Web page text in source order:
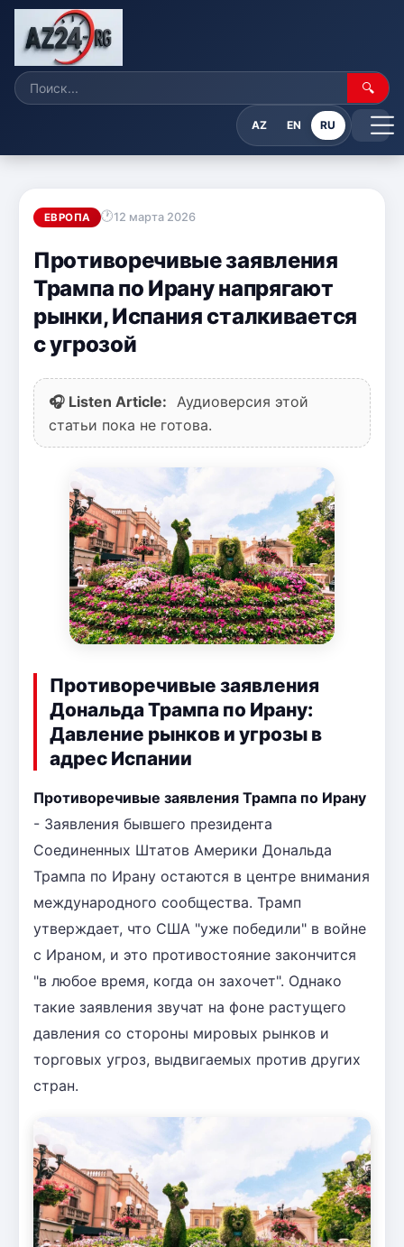
🔍
AZ EN RU
ЕВРОПА 12 марта 2026
Противоречивые заявления
Трампа по Ирану напрягают
рынки, Испания сталкивается
с угрозой
🎧 Listen Article:
Аудиоверсия этой
статьи пока не готова.
Противоречивые заявления
Дональда Трампа по Ирану:
Давление рынков и угрозы в
адрес Испании
Противоречивые заявления Трампа по Ирану
- Заявления бывшего президента
Соединенных Штатов Америки Дональда
Трампа по Ирану остаются в центре внимания
международного сообщества. Трамп
утверждает, что США "уже победили" в войне
с Ираном, и это противостояние закончится
"в любое время, когда он захочет". Однако
такие заявления звучат на фоне растущего
давления со стороны мировых рынков и
торговых угроз, выдвигаемых против других
стран.